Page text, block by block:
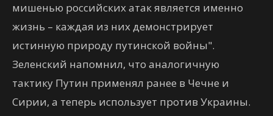
мишенью российских атак является именно
жизнь – каждая из них демонстрирует
истинную природу путинской войны".
Зеленский напомнил, что аналогичную
тактику Путин применял ранее в Чечне и
Сирии, а теперь использует против Украины.